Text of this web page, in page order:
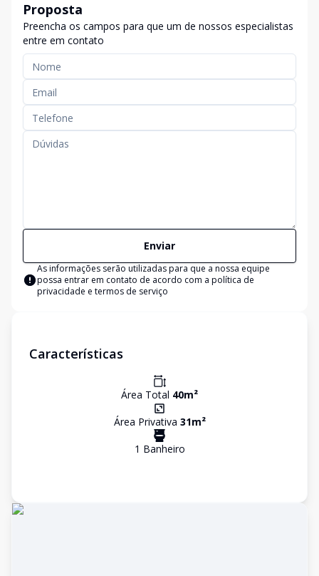
Proposta
Preencha os campos para que um de nossos especialistas
entre em contato
Enviar
As informações serão utilizadas para que a nossa equipe
possa entrar em contato de acordo com a política de
privacidade e termos de serviço
Características
Área Total 40m²
Área Privativa 31m²
1 Banheiro